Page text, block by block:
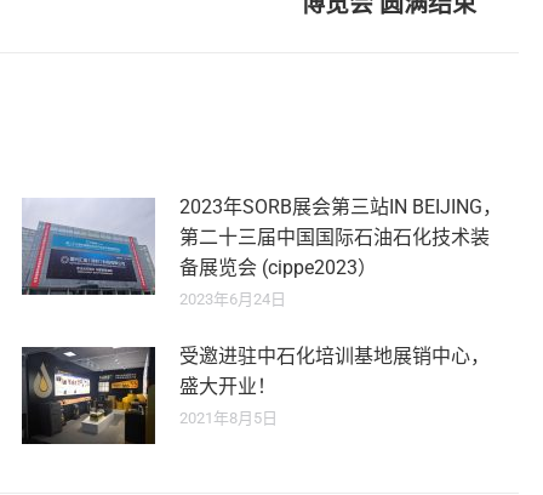
2023年SORB展会第三站IN BEIJING，
第二十三届中国国际石油石化技术装
备展览会 (cippe2023）
2023年6月24日
受邀进驻中石化培训基地展销中心，
盛大开业！
2021年8月5日